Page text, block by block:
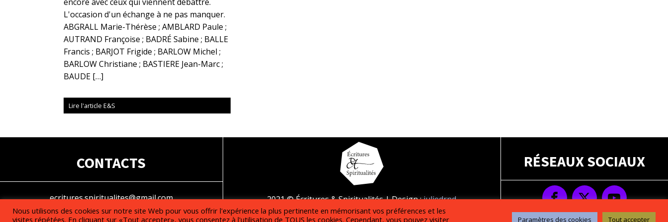
L'occasion d'un échange à ne pas manquer.
ABGRALL Marie-Thérèse ; AMBLARD Paule ;
AUTRAND Françoise ; BADRÉ Sabine ; BALLE
Francis ; BARJOT Frigide ; BARLOW Michel ;
BARLOW Christiane ; BASTIERE Jean-Marc ;
BAUDE […]
Lire l'article E&S
CONTACTS
ecritures.spiritualites@gmail.com 2021 © Écritures & Spiritualités | Design :juliedrnd
Mentions légales
RÉSEAUX SOCIAUX
Nous utilisons des cookies sur notre site Web pour vous offrir l'expérience la plus pertinente en mémorisant vos préférences et les
visites répétées. En cliquant sur «Tout accepter», vous consentez à l'utilisation de TOUS les cookies. Cependant, vous pouvez visiter
Paramètres des cookies Tout accepter